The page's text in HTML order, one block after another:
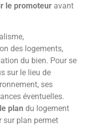
le promoteur avant
des logements,
du bien. Pour se
sur le lieu de
ses
éventuelles.
plan du logement
sur plan permet